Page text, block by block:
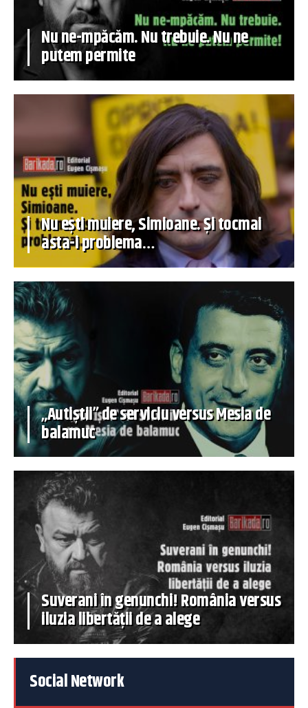
Nu ne-mpăcăm. Nu trebuie. Nu ne
putem permite
Nu ești muiere, Simioane. Și tocmai
asta-i problema…
„Autiștii” de serviciu versus Mesia de
balamuc
Suverani în genunchi! România versus
iluzia libertății de a alege
Social Network